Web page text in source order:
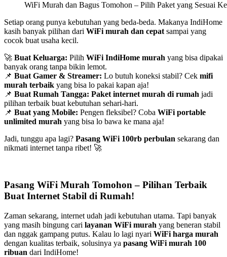
WiFi Murah dan Bagus Tomohon – Pilih Paket yang Sesuai
Setiap orang punya kebutuhan yang beda-beda. Makanya IndiHome
kasih banyak pilihan dari WiFi murah dan cepatsampai yang
cocok buat usaha kecil.
🚀 Buat Keluarga: Pilih WiFi IndiHome murah yang bisa dipakai
banyak orang tanpa bikin lemot.
📌 Buat Gamer & Streamer: Lo butuh koneksi stabil? Cek mifi
murah terbaik yang bisa lo pakai kapan aja!
📌 Buat Rumah Tangga: Paket internet murah di rumah jadi
pilihan terbaik buat kebutuhan sehari-hari.
📌 Buat yang Mobile: Pengen fleksibel? Coba WiFi portable
unlimited murah yang bisa lo bawa ke mana aja!
Jadi, tunggu apa lagi? Pasang WiFi 100rb perbulan sekarang dan
nikmati internet tanpa ribet! 🚀
Pasang WiFi Murah Tomohon – Pilihan Terbaik
Buat Internet Stabil di Rumah!
Zaman sekarang, internet udah jadi kebutuhan utama. Tapi banyak
yang masih bingung cari layanan WiFi murah yang beneran stabil
dan nggak gampang putus. Kalau lo lagi nyari WiFi harga murah
dengan kualitas terbaik, solusinya ya pasang WiFi murah 100
ribuan dari IndiHome!